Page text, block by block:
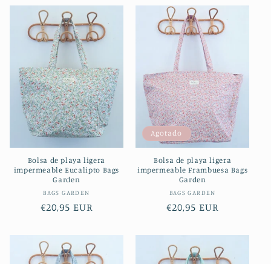
Bolsa de playa ligera
impermeable Eucalipto Bags
Garden
Proveedor:
BAGS GARDEN
Precio
€20,95 EUR
Agotado
Bolsa de playa ligera
impermeable Frambuesa Bags
Garden
Proveedor:
BAGS GARDEN
Precio
€20,95 EUR